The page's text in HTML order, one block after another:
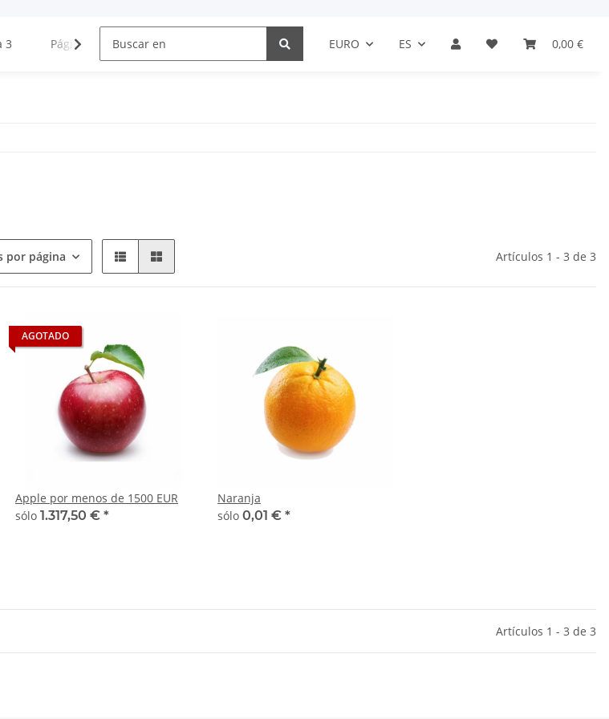
EURO ES 0,00 €
3 Página de prueba
por página Artículos 1 - 3 de 3
AGOTADO
Apple por menos de 1500 EUR
sólo 1.317,50 € *
Naranja
sólo 0,01 € *
Artículos 1 - 3 de 3